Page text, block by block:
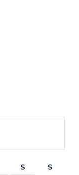
S
S